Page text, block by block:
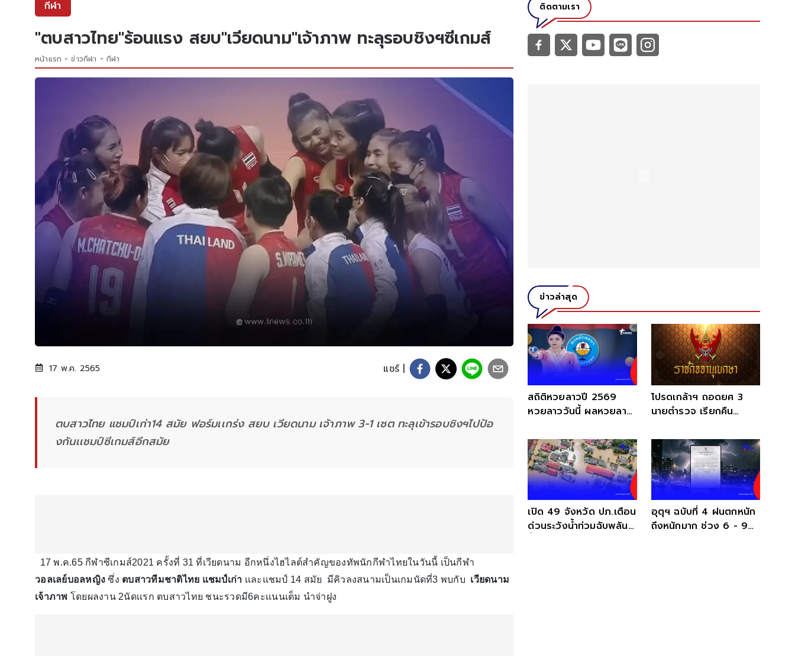
กีฬา
"ตบสาวไทย"ร้อนเเรง สยบ"เวียดนาม"เจ้าภาพ ทะลุรอบชิงฯซีเกมส์
หน้าแรก ข่าวกีฬา กีฬา
17 พ.ค. 2565 แชร์ |
ตบสาวไทย แชมป์เก่า14 สมัย ฟอร์มเเกร่ง สยบ เวียดนาม เจ้าภาพ 3-1 เซต ทะลุเข้ารอบชิงฯไปป้อ
งกันเเชมป์ซีเกมส์อีกสมัย
17 พ.ค.65 กีฬาซีเกมส์2021 ครั้งที่ 31 ที่เวียดนาม อีกหนึ่งไฮไลต์สำคัญของทัพนักกีฬาไทยในวันนี้ เป็นกีฬา
วอลเลย์บอลหญิง ซึ่ง ตบสาวทีมชาติไทย แชมป์เก่า เเละแชมป์ 14 สมัย มีคิวลงสนามเป็นเกมนัดที่3 พบกับ เวียดนาม
เจ้าภาพ โดยผลงาน 2นัดเเรก ตบสาวไทย ชนะรวดมี6คะเเนนเต็ม นำจ่าฝูง
ติดตามเรา
ข่าวล่าสุด
สถิติหวยลาวปี 2569
หวยลาววันนี้ ผลหวยลาว
ลาว
โปรดเกล้าฯ ถอดยศ 3
นายตำรวจ เรียกคืน
เปิด 49 จังหวัด ปภ.เตือน
ด่วนระวังน้ำท่วมฉับพลัน
อุตุฯ ฉบับที่ 4 ฝนตกหนัก
ถึงหนักมาก ช่วง 6 - 9